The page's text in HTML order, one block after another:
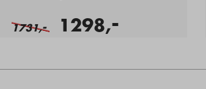
1731,- 1298,
-